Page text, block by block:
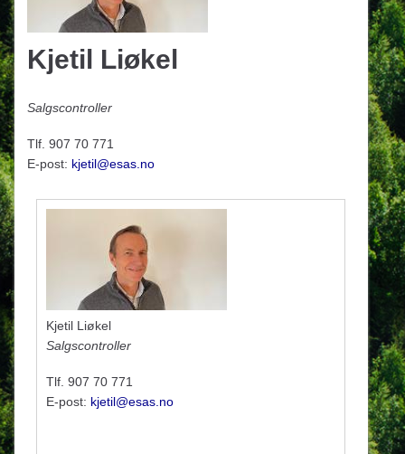
Kjetil Liøkel
Salgscontroller
Tlf. 907 70 771
E-post: kjetil@esas.no
Kjetil Liøkel
Salgscontroller
Tlf. 907 70 771
E-post: kjetil@esas.no